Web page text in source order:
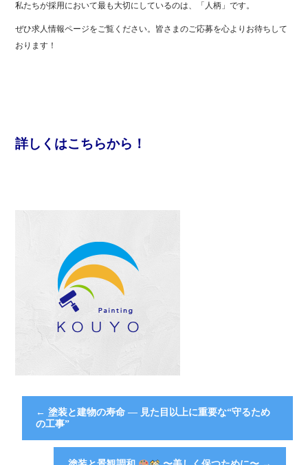
私たちが採用において最も大切にしているのは、「人柄」です。
ぜひ求人情報ページをご覧ください。皆さまのご応募を心よりお待ちして
おります！
詳しくはこちらから！
← 塗装と建物の寿命 ― 見た目以上に重要な“守るため
の工事”